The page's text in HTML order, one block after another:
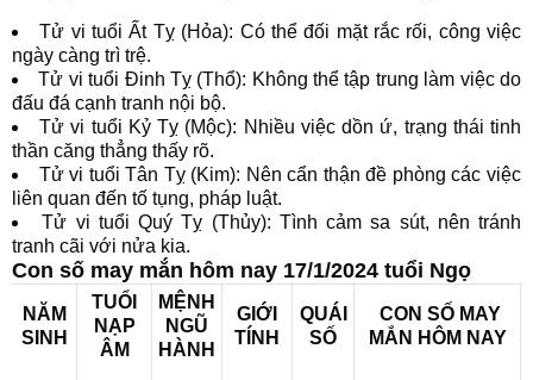
Tử vi tuổi Ất Tỵ (Hỏa): Có thể đối mặt rắc rối, công việc
ngày càng trì trệ.
Tử vi tuổi Đinh Tỵ (Thổ): Không thể tập trung làm việc do
đấu đá cạnh tranh nội bộ.
Tử vi tuổi Kỷ Tỵ (Mộc): Nhiều việc dồn ứ, trạng thái tinh
thần căng thẳng thấy rõ.
Tử vi tuổi Tân Tỵ (Kim): Nên cẩn thận đề phòng các việc
liên quan đến tố tụng, pháp luật.
Tử vi tuổi Quý Tỵ (Thủy): Tình cảm sa sút, nên tránh
tranh cãi với nửa kia.
Con số may mắn hôm nay 17/1/2024 tuổi Ngọ
NĂM
SINH
TUỔI
NẠP
ÂM
MỆNH
NGŨ
HÀNH
GIỚI
TÍNH
QUÁI
SỐ
CON SỐ MAY
MẮN HÔM NAY